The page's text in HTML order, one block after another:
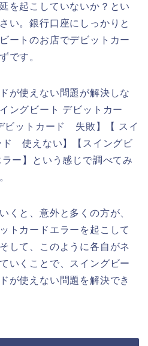
を起こしていないか？とい
い。銀行口座にしっかりと
ートのお店でデビットカー
です。
が使えない問題が解決しな
ングビート デビットカー
ビットカード 失敗】【 スイ
ド 使えない】【スイングビ
ー】という感じで調べてみ
くと、意外と多くの方が、
トカードエラーを起こして
して、このように各自がネ
いくことで、スイングビー
が使えない問題を解決でき